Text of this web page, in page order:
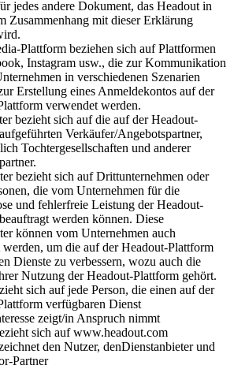
jedes andere Dokument, das Headout in
Zusammenhang mit dieser Erklärung
Plattform beziehen sich auf Plattformen
Instagram usw., die zur Kommunikation
in verschiedenen Szenarien
Erstellung eines Anmeldekontos auf der
verwendet werden.
bezieht sich auf die auf der Headout-
Verkäufer/Angebotspartner,
Tochtergesellschaften und anderer
bezieht sich auf Drittunternehmen oder
die vom Unternehmen für die
und fehlerfreie Leistung der Headout-
werden können. Diese
können vom Unternehmen auch
werden, um die auf der Headout-Plattform
Dienste zu verbessern, wozu auch die
Nutzung der Headout-Plattform gehört.
sich auf jede Person, die einen auf der
verfügbaren Dienst
zeigt/in Anspruch nimmt
sich auf www.headout.com
den Nutzer, denDienstanbieter und
Partner